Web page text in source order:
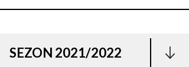
SEZON 2021/2022